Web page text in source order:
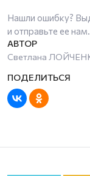
Нашли ошибку?
и отправьте ее нам.
Светлана